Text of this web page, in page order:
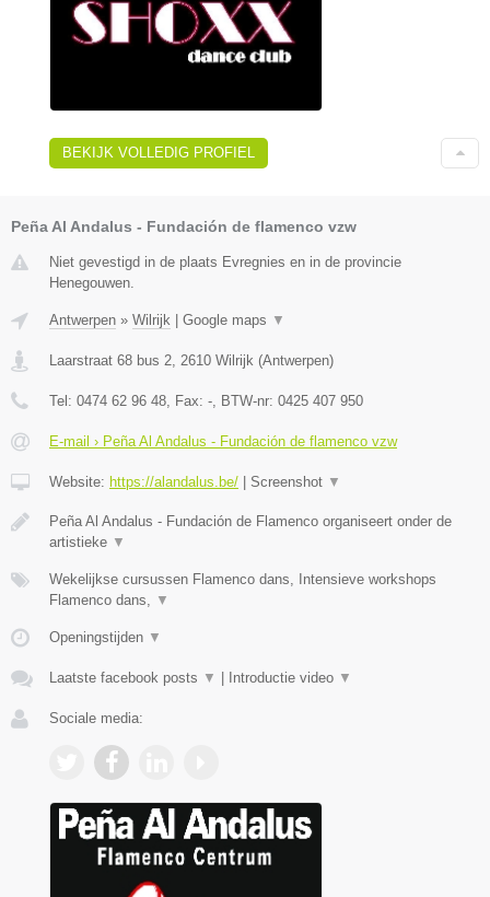
BEKIJK VOLLEDIG PROFIEL
Peña Al Andalus - Fundación de flamenco vzw
Niet gevestigd in de plaats Evregnies en in de provincie
Henegouwen.
Antwerpen » Wilrijk | Google maps ▼
Laarstraat 68 bus 2 2610 Wilrijk (Antwerpen)
Tel: 0474 62 96 48 , Fax: - , BTW-nr: 0425 407 950
E-mail › Peña Al Andalus - Fundación de flamenco vzw
Website: https://alandalus.be/ | Screenshot ▼
Peña Al Andalus - Fundación de Flamenco organiseert onder de
artistieke ▼
Wekelijkse cursussen Flamenco dans, Intensieve workshops
Flamenco dans,
▼
Openingstijden ▼
Laatste facebook posts ▼ | Introductie video ▼
Sociale media: